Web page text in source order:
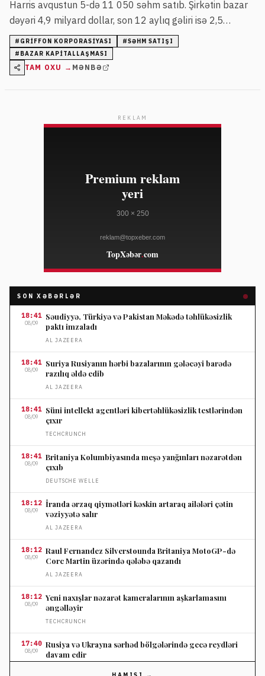
Harris avqustun 5-də 11 050 səhm satıb. Şirkətin bazar
dəyəri 4,9 milyard dollar, son 12 aylıq gəliri isə 2,5
milyard dollar səviyyəsindədir.
# GRIFFON KORPORASIYASI #SƏHM SATIŞI
# BAZAR KAPITALLAŞMASI
TAM OXU → MƏNBƏ
REKLAM
SON XƏBƏRLƏR
18:41
08/09
Səudiyyə, Türkiyə və Pakistan Məkədə təhlükəsizlik
paktı imzaladı
AL JAZEERA
18:41
08/09
Suriya Rusiyanın hərbi bazalarının gələcəyi barədə
razılıq əldə edib
AL JAZEERA
18:41
08/09
Süni intellekt agentləri kibertəhlükəsizlik testlərindən
çıxır
TECHCRUNCH
18:41
08/09
Britaniya Kolumbiyasında meşə yanğınları nəzarətdən
çıxıb
DEUTSCHE WELLE
18:12
08/09
İranda ərzaq qiymətləri kəskin artaraq ailələri çətin
vəziyyətə salır
AL JAZEERA
18:12
08/09
Raul Fernandez Silverstounda Britaniya MotoGP-də
Corc Martin üzərində qələbə qazandı
AL JAZEERA
18:12
08/09
Yeni naxışlar nəzarət kameralarının aşkarlamasını
əngəlləyir
TECHCRUNCH
17:40
08/09
Rusiya və Ukrayna sərhəd bölgələrində gecə reydləri
davam edir